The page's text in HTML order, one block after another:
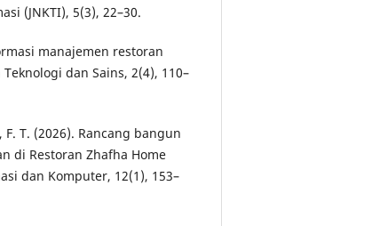
(JNKTI), 5(3), 22–30.
manajemen restoran
dan Sains, 2(4), 110–
T. (2026). Rancang bangun
di Restoran Zhafha Home
dan Komputer, 12(1), 153–